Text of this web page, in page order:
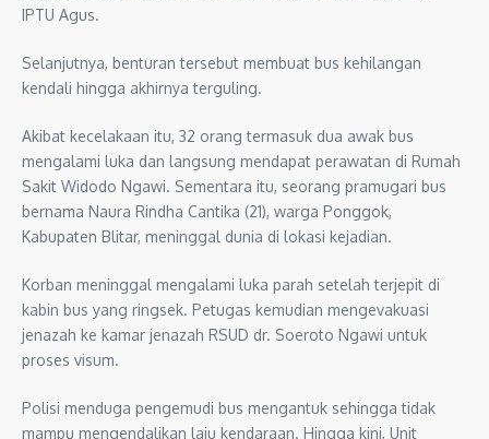
IPTU Agus.
Selanjutnya, benturan tersebut membuat bus kehilangan
kendali hingga akhirnya terguling.
Akibat kecelakaan itu, 32 orang termasuk dua awak bus
mengalami luka dan langsung mendapat perawatan di Rumah
Sakit Widodo Ngawi. Sementara itu, seorang pramugari bus
bernama Naura Rindha Cantika (21), warga Ponggok,
Kabupaten Blitar, meninggal dunia di lokasi kejadian.
Korban meninggal mengalami luka parah setelah terjepit di
kabin bus yang ringsek. Petugas kemudian mengevakuasi
jenazah ke kamar jenazah RSUD dr. Soeroto Ngawi untuk
proses visum.
Polisi menduga pengemudi bus mengantuk sehingga tidak
mampu mengendalikan laju kendaraan. Hingga kini, Unit